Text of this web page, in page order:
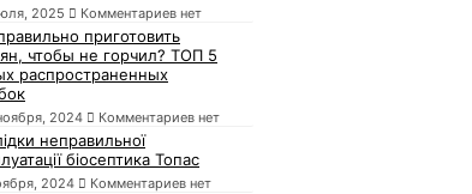
2025 Комментариев нет
приготовить
чтобы не горчил? ТОП 5
распространенных
2024 Комментариев нет
неправильної
біосептика Топас
2024 Комментариев нет